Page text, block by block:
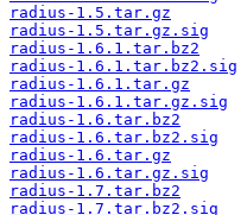
radius-1.5.tar.gz
radius-1.5.tar.gz.sig
radius-1.6.1.tar.bz2
radius-1.6.1.tar.bz2.sig
radius-1.6.1.tar.gz
radius-1.6.1.tar.gz.sig
radius-1.6.tar.bz2
radius-1.6.tar.bz2.sig
radius-1.6.tar.gz
radius-1.6.tar.gz.sig
radius-1.7.tar.bz2
radius-1.7.tar.bz2.sig